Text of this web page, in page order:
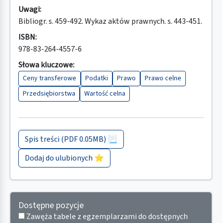
Uwagi:
Bibliogr. s. 459-492. Wykaz aktów prawnych. s. 443-451.
ISBN:
978-83-264-4557-6
Słowa kluczowe:
Ceny transferowe Podatki Prawo
Prawo celne
Przedsiębiorstwa
Wartość celna
Spis treści (PDF 0.05MB) 📃
Dodaj do ulubionych ⭐
Dostępne pozycje
Zawęża tabele z egzemplarzami do dostępnych